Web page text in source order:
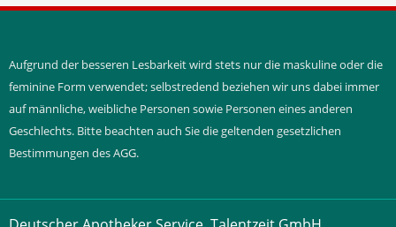
Aufgrund der besseren Lesbarkeit wird stets nur die maskuline oder die
feminine Form verwendet; selbstredend beziehen wir uns dabei immer
auf männliche, weibliche Personen sowie Personen eines anderen
Geschlechts. Bitte beachten auch Sie die geltenden gesetzlichen
Bestimmungen des AGG.